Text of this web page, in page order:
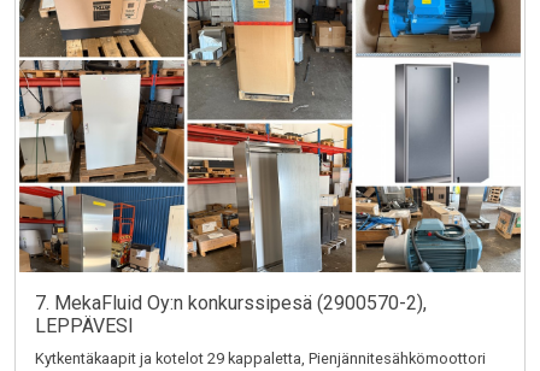
7. MekaFluid Oy:n konkurssipesä (2900570-2),
LEPPÄVESI
Kytkentäkaapit ja kotelot 29 kappaletta, Pienjännitesähkömoottori